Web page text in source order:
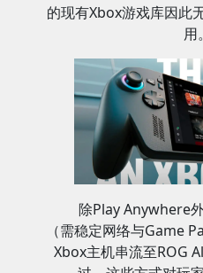
的现有Xbox游戏库因此
用。
除Play Anywhere
（需稳定网络与Game
Xbox主机串流至ROG